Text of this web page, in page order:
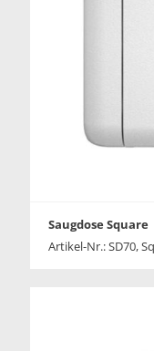
Saugdose Square
Artikel-Nr.: SD70,